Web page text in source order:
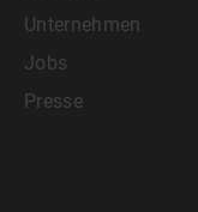
Unternehmen
Jobs
Presse